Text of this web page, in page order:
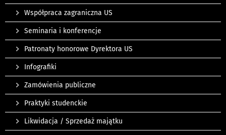
Współpraca zagraniczna US
Seminaria i konferencje
Patronaty honorowe Dyrektora US
Infografiki
Zamówienia publiczne
Praktyki studenckie
Likwidacja / Sprzedaż majątku